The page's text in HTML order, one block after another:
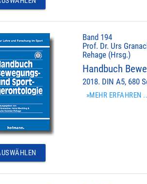
Band 194
Prof. Dr. Urs
Rehage (Hrsg.)
Handbuch
2018. DIN A5, 680
»MEHR ERFAHREN